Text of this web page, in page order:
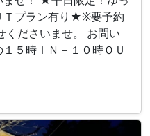
Ｔプラン有り★※要予約
くださいませ。 お問い
５時ＩＮ－１０時ＯＵ